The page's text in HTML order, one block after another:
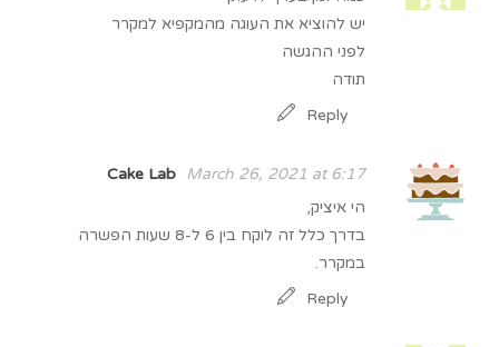
יש להוציא את העוגה מהמקפיא למקרר
לפני ההגשה
תודה
Reply
Cake Lab
March 26, 2021 at 6:17
הי איציק,
בדרך כלל זה לוקח בין 6 ל-8 שעות הפשרה
במקרר.
Reply